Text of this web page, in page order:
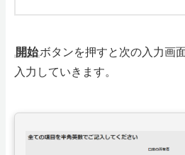
開始ボタンを押すと次の入力画
入力していきます。